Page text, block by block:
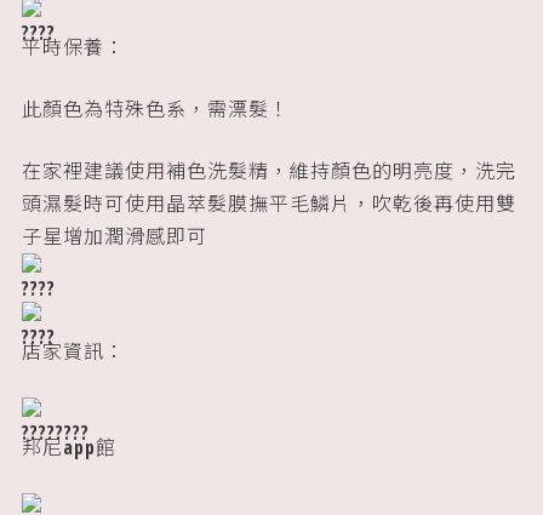
平時保養：
此顏色為特殊色系，需漂髮！
在家裡建議使用補色洗髮精，維持顏色的明亮度，洗完
頭濕髮時可使用晶萃髮膜撫平毛鱗片，吹乾後再使用雙
子星增加潤滑感即可
店家資訊：
邦尼app館